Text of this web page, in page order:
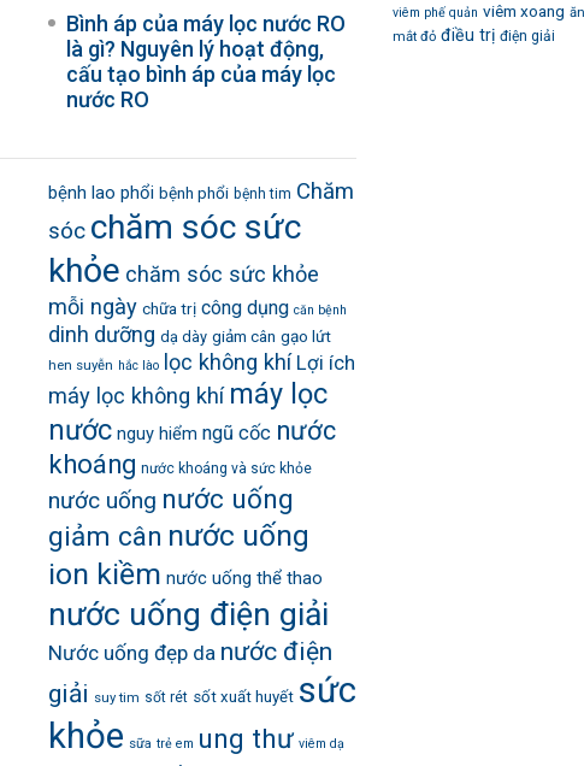
Bình áp của máy lọc nước RO
là gì? Nguyên lý hoạt động,
cấu tạo bình áp của máy lọc
nước RO
bệnh lao phổi bệnh phổi bệnh tim Chăm
sóc chăm sóc sức
khỏe chăm sóc sức khỏe
mỗi ngày chữa trị công dụng căn bệnh
dinh dưỡng dạ dày giảm cân gạo lứt
hen suyễn hắc lào lọc không khí Lợi ích
máy lọc không khí máy lọc
nước nguy hiểm ngũ cốc nước
khoáng nước khoáng và sức khỏe
nước uống nước uống
giảm cân nước uống
ion kiềm nước uống thể thao
nước uống điện giải
Nước uống đẹp da nước điện
giải suy tim sốt rét sốt xuất huyết sức
khỏe sữa trẻ em ung thư viêm dạ
viêm phế quản viêm xoang
mắt đỏ điều trị điện giải